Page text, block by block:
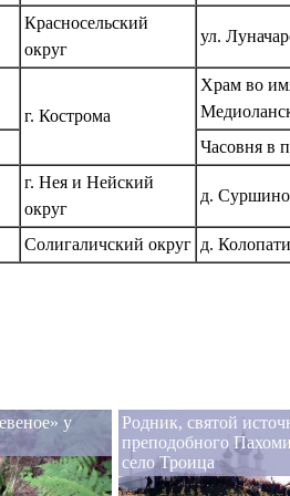
Красносельский
округ
ул.
г. Кострома
Храм во
Часовня в
г. Нея и Нейский
округ
д.
Солигаличский округ д.
у
Родник, святой
преподобного
село Троица